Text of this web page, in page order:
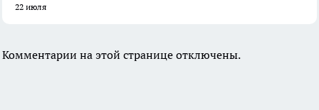
22 июля
Комментарии на этой странице отключены.